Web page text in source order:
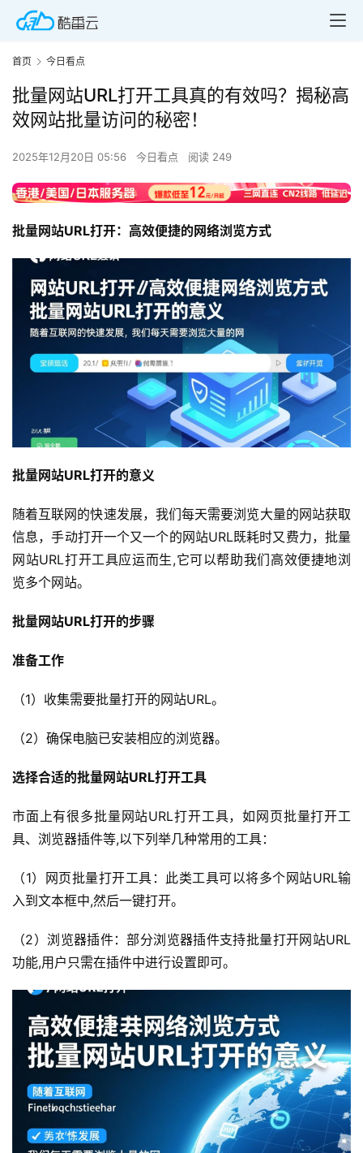
首页 今日看点
批量网站URL打开工具真的有效吗？揭秘高
效网站批量访问的秘密！
2025年12月20日 05:56 今日看点 阅读 249
批量网站URL打开：高效便捷的网络浏览方式
批量网站URL打开的意义
随着互联网的快速发展，我们每天需要浏览大量的网站获取
信息，手动打开一个又一个的网站URL既耗时又费力，批量
网站URL打开工具应运而生,它可以帮助我们高效便捷地浏
览多个网站。
批量网站URL打开的步骤
准备工作
（1）收集需要批量打开的网站URL。
（2）确保电脑已安装相应的浏览器。
选择合适的批量网站URL打开工具
市面上有很多批量网站URL打开工具，如网页批量打开工
具、浏览器插件等,以下列举几种常用的工具：
（1）网页批量打开工具：此类工具可以将多个网站URL输
入到文本框中,然后一键打开。
（2）浏览器插件：部分浏览器插件支持批量打开网站URL
功能,用户只需在插件中进行设置即可。